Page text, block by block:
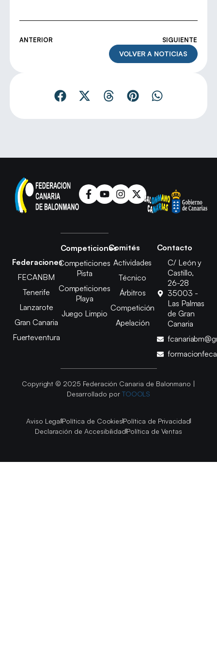
ANTERIOR SIGUIENTE
VOLVER A NOTICIAS
Federaciones
FECANBM
Tenerife
Lanzarote
Gran Canaria
Fuerteventura
Competiciones
Competiciones
Pista
Competiciones
Playa
Juego Limpio
Comités
Actividades
Técnico
Árbitros
Competición
Apelación
Contacto
C/ León y
Castillo,
26-28
35003 -
Las Palmas
de Gran
Canaria
Copyright © 2025 Federación Canaria de Balonmano |
Desarrollado por TOOOLS
Aviso LegalPolítica de CookiesPolítica de Privacidad
Declaración de AccesibilidadPolítica de Ventas